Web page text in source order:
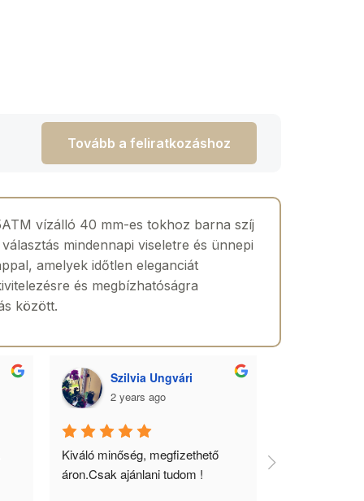
Tovább a feliratkozáshoz
vízálló 40 mm-es tokhoz barna szíj
mindennapi viseletre és ünnepi
amelyek időtlen eleganciát
és megbízhatóságra
között.
Szilvia Ungvári
2 years ago
Kiváló minőség, megfizethető
áron.Csak ajánlani tudom !